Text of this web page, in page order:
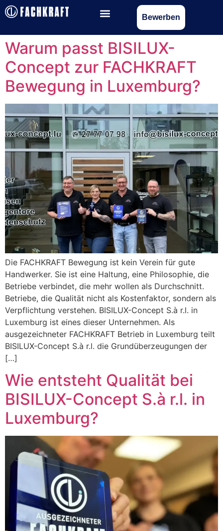
Bewerben
Warum passt BISILUX-
Concept zur FACHKRAFT
Bewegung in Luxemburg?
Die FACHKRAFT Bewegung ist kein Verein für gute
Handwerker. Sie ist eine Haltung, eine Philosophie, die
Betriebe verbindet, die mehr wollen als Durchschnitt.
Betriebe, die Qualität nicht als Kostenfaktor, sondern als
Verpflichtung verstehen. BISILUX-Concept S.à r.l. in
Luxemburg ist eines dieser Unternehmen. Als
ausgezeichneter FACHKRAFT Betrieb in Luxemburg teilt
BISILUX-Concept S.à r.l. die Grundüberzeugungen der
[…]
Wie entsteht Qualität bei
BISILUX-Concept S.à r.l. in
Luxemburg?